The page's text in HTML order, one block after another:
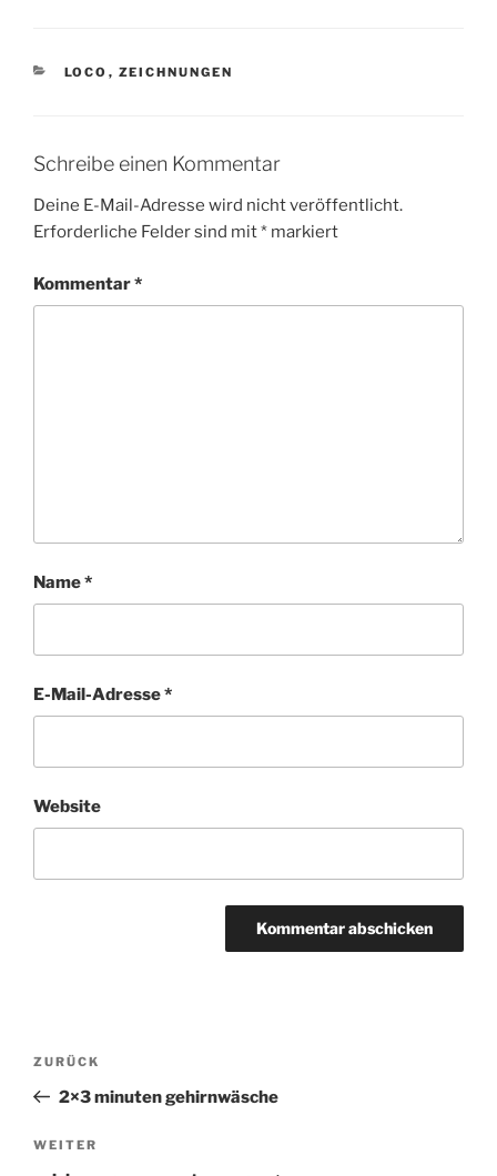
KATEGORIEN
LOCO , ZEICHNUNGEN
Schreibe einen Kommentar
Deine E-Mail-Adresse wird nicht veröffentlicht.
Erforderliche Felder sind mit* markiert
Kommentar*
Name*
E-Mail-Adresse*
Website
Beitragsnavigation
Vorheriger
Beitrag
ZURÜCK
2×3 minuten gehirnwäsche
Nächster
WEITER